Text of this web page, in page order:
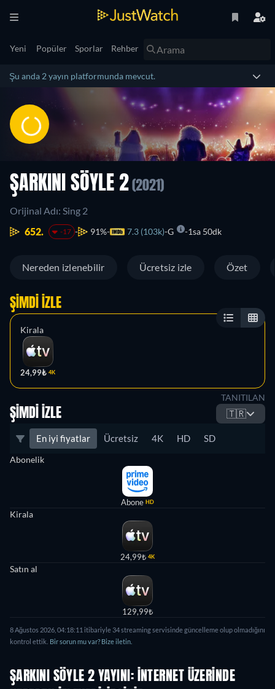
Yeni Popüler Sporlar Rehber
Şu anda 2 yayın platformunda mevcut.
ŞARKINI SÖYLE 2 (2021)
Orijinal Adı: Sing 2
652.
-17 91% 7.3 (103k) G 1sa 50dk
Nereden izlenebilir Ücretsiz izle Özet
ŞIMDI İZLE
Kirala
24,99₺ 4K
TANITILAN
ŞIMDI İZLE 🇹🇷
En iyi fiyatlar Ücretsiz 4K HD SD
Abonelik
Abone HD
Kirala
24,99₺ 4K
Satın al
129,99₺
8 Ağustos 2026 04:18:11 itibariyle 34streaming servisinde güncelleme olup olmadığını
kontrol ettik. Bir sorun mu var? Bize iletin.
ŞARKINI SÖYLE 2 YAYINI: İNTERNET ÜZERINDE